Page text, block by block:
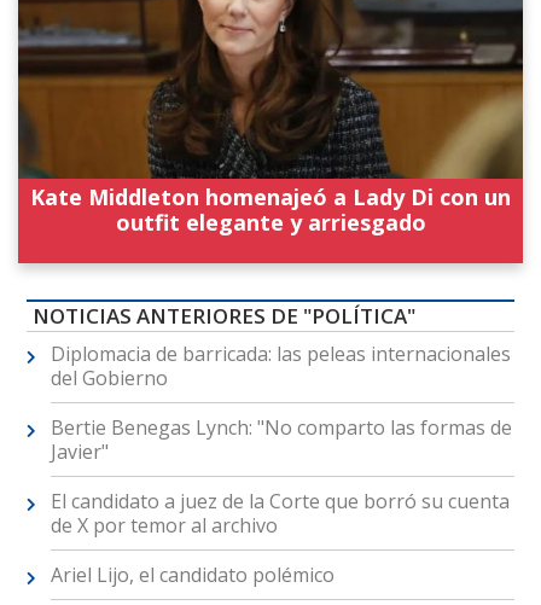
Kate Middleton homenajeó a Lady Di con un
outfit elegante y arriesgado
NOTICIAS ANTERIORES DE "POLÍTICA"
Diplomacia de barricada: las peleas internacionales
del Gobierno
Bertie Benegas Lynch: "No comparto las formas de
Javier"
El candidato a juez de la Corte que borró su cuenta
de X por temor al archivo
Ariel Lijo, el candidato polémico